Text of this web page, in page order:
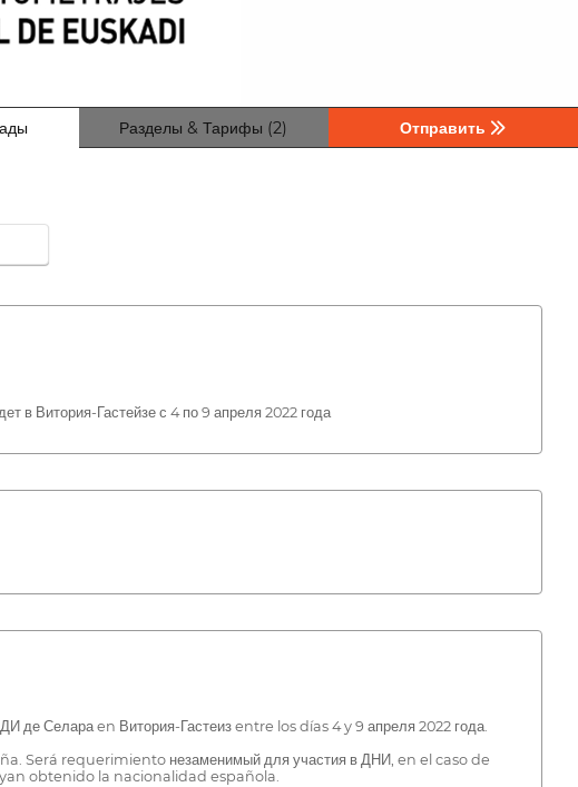
Разделы & Тарифы (2) Отправить
Гастейзе с 4 по 9 апреля 2022 года
en Витория-Гастеиз entre los días 4 y 9 апреля 2022 года.
Será requerimiento незаменимый для участия в ДНИ, en el caso de
obtenido la nacionalidad española.